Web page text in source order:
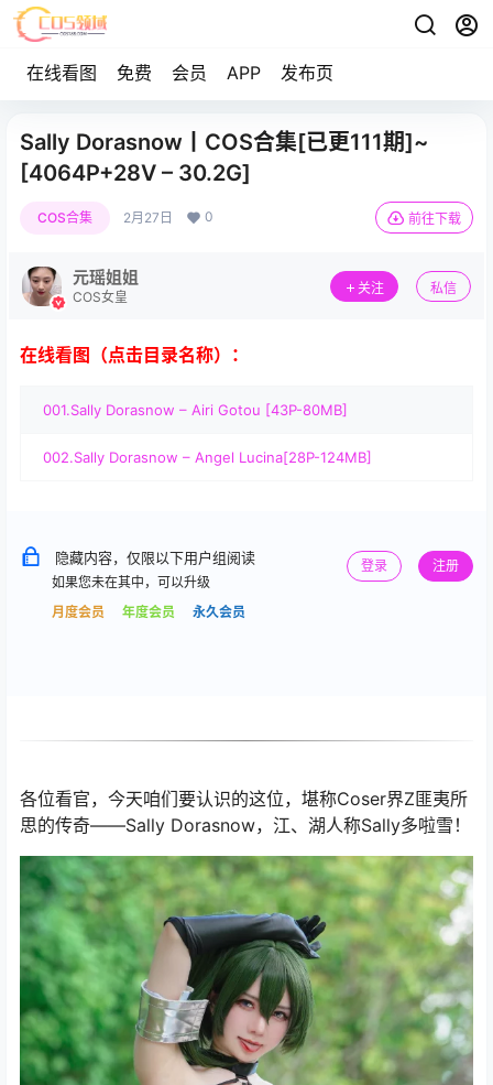
在线看图 免费 会员 APP 发布页
Sally Dorasnow丨COS合集[已更111期]~
[4064P+28V – 30.2G]
COS合集 2月27日 0 前往下载
元瑶姐姐
COS女皇
关注 私信
在线看图（点击目录名称）：
001.Sally Dorasnow – Airi Gotou [43P-80MB]
002.Sally Dorasnow – Angel Lucina[28P-124MB]
隐藏内容，仅限以下用户组阅读
如果您未在其中，可以升级
月度会员
年度会员 永久会员
登录 注册
各位看官，今天咱们要认识的这位，堪称Coser界Z匪夷所
思的传奇——Sally Dorasnow，江、湖人称Sally多啦雪！